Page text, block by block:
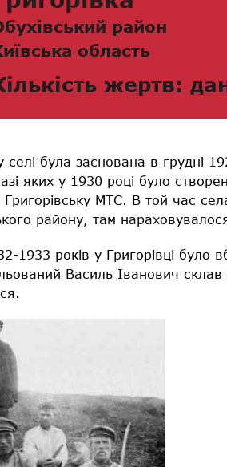
район
область
жертв:
селі була заснована в грудні
яких у 1930 році було
Григорівську МТС. В той час
району, там
1933 років у Григорівці було
Василь Іванович